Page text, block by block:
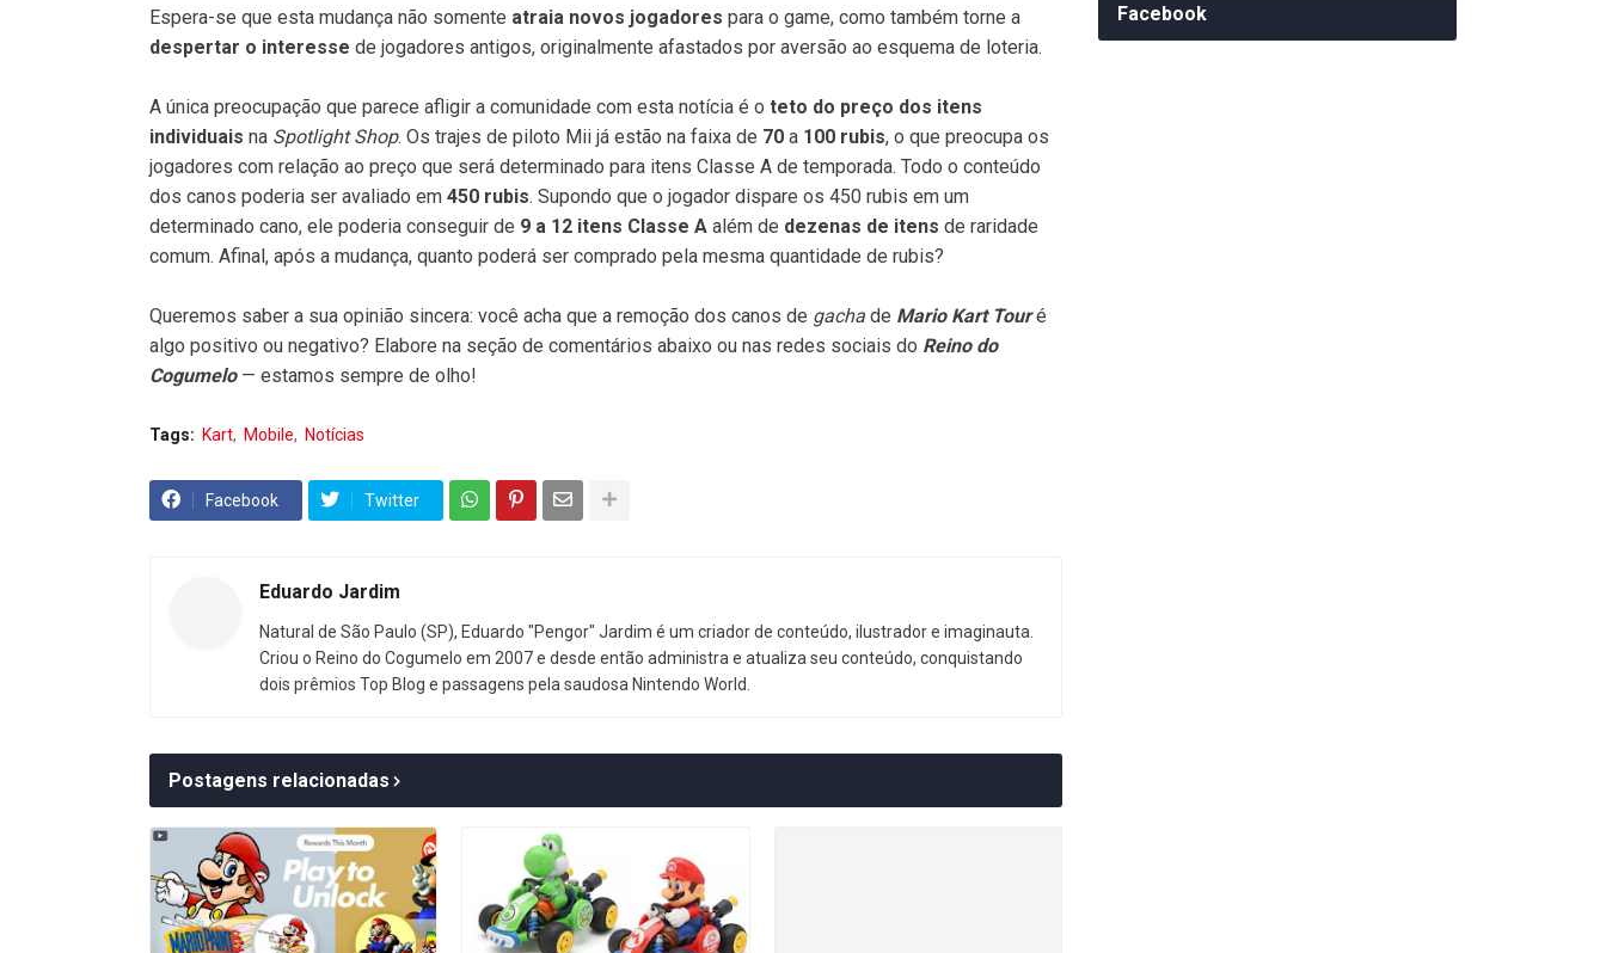
Espera-se que esta mudança não somente atraia novos jogadores para o game, como também torne a
despertar o interesse de jogadores antigos, originalmente afastados por aversão ao esquema de loteria.
A única preocupação que parece afligir a comunidade com esta notícia é o teto do preço dos itens
individuais na Spotlight Shop. Os trajes de piloto Mii já estão na faixa de 70 a 100 rubis, o que preocupa os
jogadores com relação ao preço que será determinado para itens Classe A de temporada. Todo o conteúdo
dos canos poderia ser avaliado em 450 rubis. Supondo que o jogador dispare os 450 rubis em um
determinado cano, ele poderia conseguir de 9 a 12 itens Classe A além de dezenas de itens de raridade
comum. Afinal, após a mudança, quanto poderá ser comprado pela mesma quantidade de rubis?
Queremos saber a sua opinião sincera: você acha que a remoção dos canos de gacha de Mario Kart Touré
algo positivo ou negativo? Elabore na seção de comentários abaixo ou nas redes sociais do Reino do
Cogumelo— estamos sempre de olho!
Tags: Kart Mobile Notícias
Facebook Twitter
Eduardo Jardim
Natural de São Paulo (SP), Eduardo "Pengor" Jardim é um criador de conteúdo, ilustrador e imaginauta.
Criou o Reino do Cogumelo em 2007 e desde então administra e atualiza seu conteúdo, conquistando
dois prêmios Top Blog e passagens pela saudosa Nintendo World.
Postagens relacionadas
Facebook